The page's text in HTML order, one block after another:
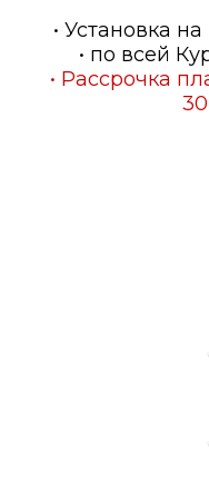
• Установка
• по всей
• Рассрочка